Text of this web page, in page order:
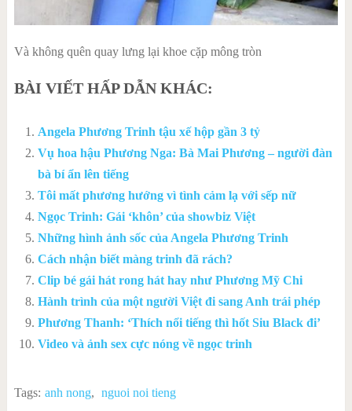
Và không quên quay lưng lại khoe cặp mông tròn
BÀI VIẾT HẤP DẪN KHÁC:
Angela Phương Trinh tậu xế hộp gần 3 tỷ
Vụ hoa hậu Phương Nga: Bà Mai Phương – người đàn
bà bí ẩn lên tiếng
Tôi mất phương hướng vì tình cảm lạ với sếp nữ
Ngọc Trinh: Gái ‘khôn’ của showbiz Việt
Những hình ảnh sốc của Angela Phương Trinh
Cách nhận biết màng trinh đã rách?
Clip bé gái hát rong hát hay như Phương Mỹ Chi
Hành trình của một người Việt đi sang Anh trái phép
Phương Thanh: ‘Thích nổi tiếng thì hốt Siu Black đi’
Video và ảnh sex cực nóng về ngọc trinh
Tags: anh nong, nguoi noi tieng